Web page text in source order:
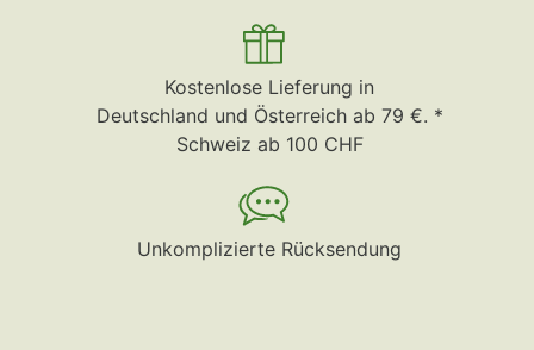
Kostenlose Lieferung in
Deutschland und Österreich ab 79 €. *
Schweiz ab 100 CHF
Unkomplizierte Rücksendung